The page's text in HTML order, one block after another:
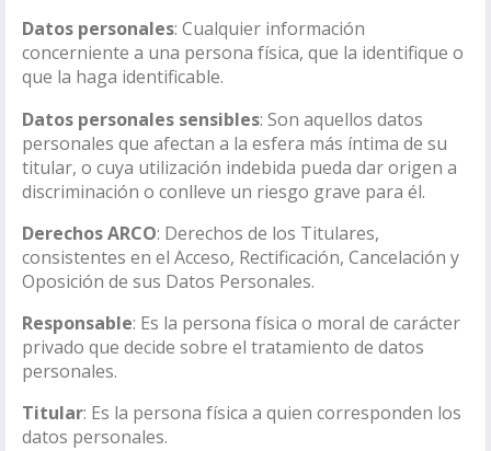
Datos personales: Cualquier información
concerniente a una persona física, que la identifique o
que la haga identificable.
Datos personales sensibles: Son aquellos datos
personales que afectan a la esfera más íntima de su
titular, o cuya utilización indebida pueda dar origen a
discriminación o conlleve un riesgo grave para él.
Derechos ARCO: Derechos de los Titulares,
consistentes en el Acceso, Rectificación, Cancelación y
Oposición de sus Datos Personales.
Responsable: Es la persona física o moral de carácter
privado que decide sobre el tratamiento de datos
personales.
Titular: Es la persona física a quien corresponden los
datos personales.